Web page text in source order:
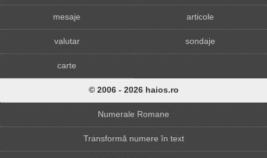
mesaje articole
valutar sondaje
carte
© 2006 - 2026 haios.ro
Numerale Romane
Transformă numere în text